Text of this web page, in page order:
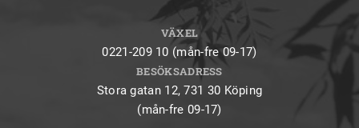
VÄXEL
0221-209 10 (mån-fre 09-17)
BESÖKSADRESS
Stora gatan 12, 731 30 Köping
(mån-fre 09-17)